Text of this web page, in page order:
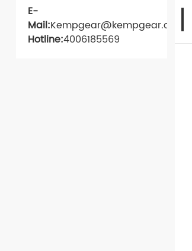
E-
Mail:Kempgear@kempgear.com
Hotline:4006185569